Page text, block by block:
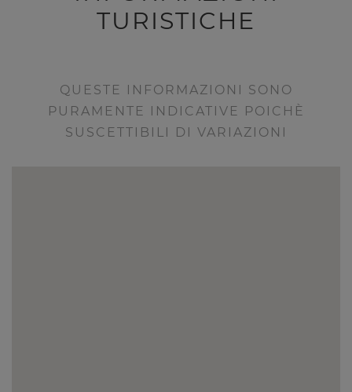
TURISTICHE
QUESTE INFORMAZIONI SONO
PURAMENTE INDICATIVE POICHÈ
SUSCETTIBILI DI VARIAZIONI